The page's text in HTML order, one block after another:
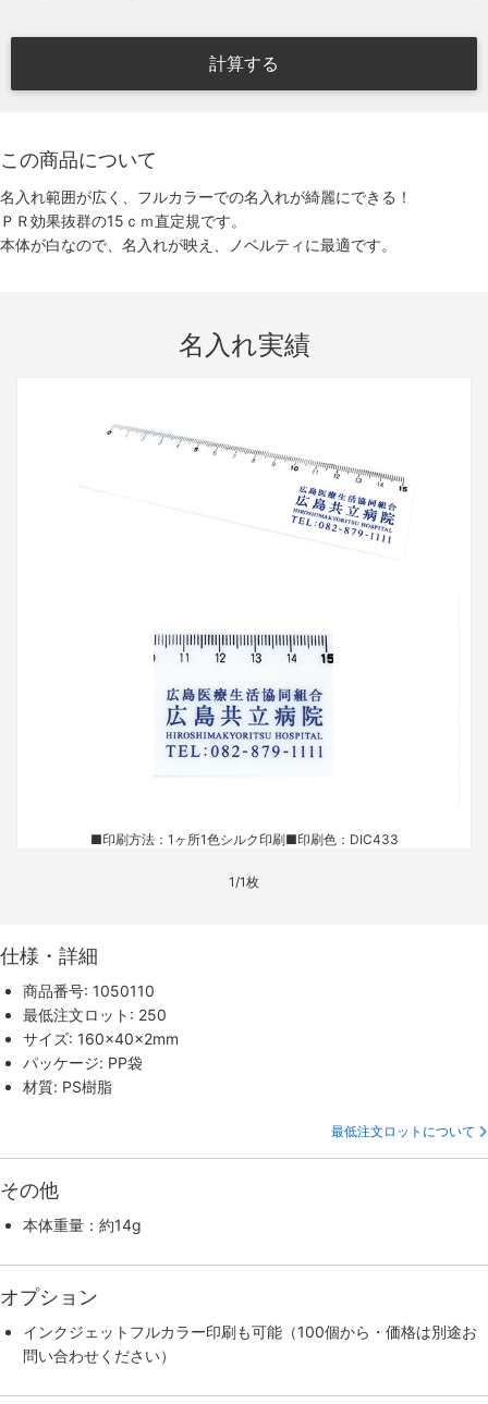
計算する
この商品について
名入れ範囲が広く、フルカラーでの名入れが綺麗にできる！
ＰＲ効果抜群の15ｃｍ直定規です。
本体が白なので、名入れが映え、ノベルティに最適です。
名入れ実績
■印刷方法：1ヶ所1色シルク印刷■印刷色：DIC433
1/1枚
仕様・詳細
商品番号: 1050110
最低注文ロット: 250
サイズ: 160×40×2mm
パッケージ: PP袋
材質: PS樹脂
最低注文ロットについて
その他
本体重量：約14g
オプション
インクジェットフルカラー印刷も可能（100個から・価格は別途お
問い合わせください）